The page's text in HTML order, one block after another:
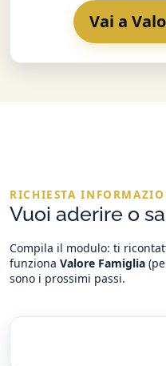
Vai a
RICHIESTA
Vuoi aderire o
Compila il modulo: ti
funziona Valore Famiglia
sono i prossimi passi.